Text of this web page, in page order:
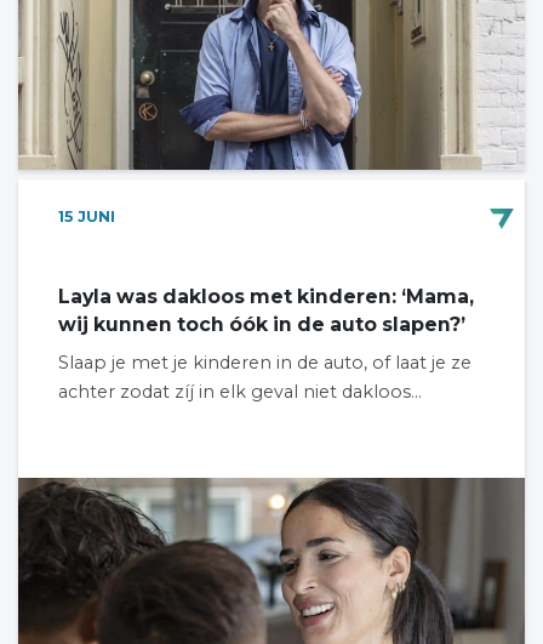
15 JUNI
Layla was dakloos met kinderen: ‘Mama,
wij kunnen toch óók in de auto slapen?’
Slaap je met je kinderen in de auto, of laat je ze
achter zodat zíj in elk geval niet dakloos...